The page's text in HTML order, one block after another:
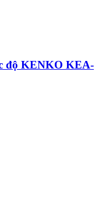
độ KENKO KEA-